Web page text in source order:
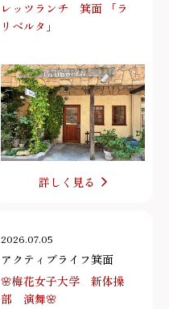
レッツランチ 箕面 「ラ
リベルタ」
詳しく見る
2026.07.05
アクティブライフ箕面
🌸梅花女子大学 新体操
部 演舞🌸